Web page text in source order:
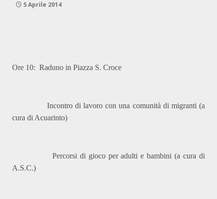
5 Aprile 2014
Ore 10: Raduno in Piazza S. Croce
Incontro di lavoro con una comunità di migranti (a
cura di Acuarinto)
Percorsi di gioco per adulti e bambini (a cura di
A.S.C.)